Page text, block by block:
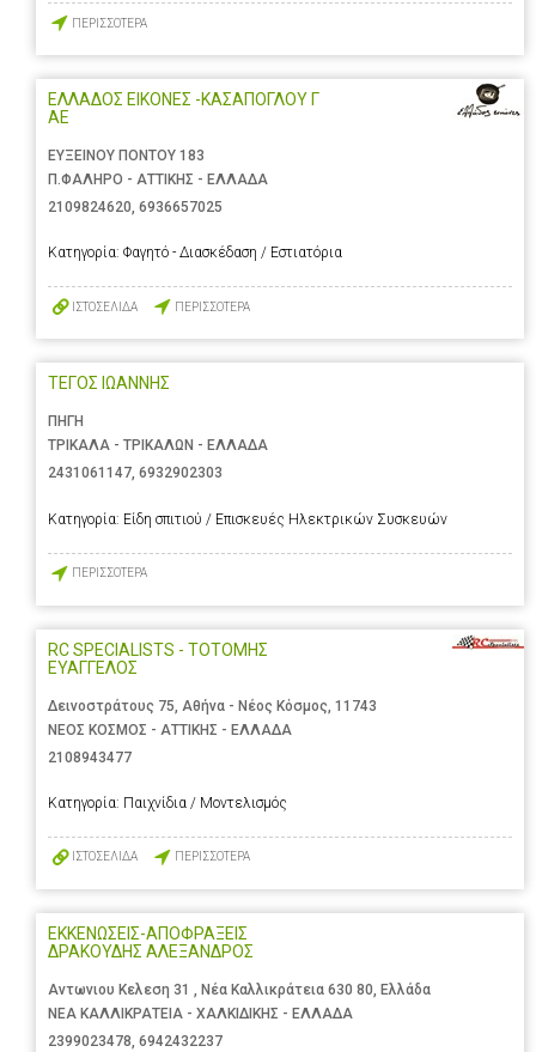
ΠΕΡΙΣΣΟΤΕΡΑ
ΕΛΛΑΔΟΣ ΕΙΚΟΝΕΣ -ΚΑΣΑΠΟΓΛΟΥ Γ
ΑΕ
ΕΥΞΕΙΝΟΥ ΠΟΝΤΟΥ 183
Π.ΦΑΛΗΡΟ - ΑΤΤΙΚΗΣ - ΕΛΛΑΔΑ
2109824620, 6936657025
Κατηγορία: Φαγητό - Διασκέδαση / Εστιατόρια
ΙΣΤΟΣΕΛΙΔΑ ΠΕΡΙΣΣΟΤΕΡΑ
ΤΕΓΟΣ ΙΩΑΝΝΗΣ
ΠΗΓΗ
ΤΡΙΚΑΛΑ - ΤΡΙΚΑΛΩΝ - ΕΛΛΑΔΑ
2431061147, 6932902303
Κατηγορία: Είδη σπιτιού / Επισκευές Ηλεκτρικών Συσκευών
ΠΕΡΙΣΣΟΤΕΡΑ
RC SPECIALISTS - ΤΟΤΟΜΗΣ
ΕΥΑΓΓΕΛΟΣ
Δεινοστράτους 75, Αθήνα - Νέος Κόσμος, 11743
ΝΕΟΣ ΚΟΣΜΟΣ - ΑΤΤΙΚΗΣ - ΕΛΛΑΔΑ
2108943477
Κατηγορία: Παιχνίδια / Μοντελισμός
ΙΣΤΟΣΕΛΙΔΑ ΠΕΡΙΣΣΟΤΕΡΑ
ΕΚΚΕΝΩΣΕΙΣ-ΑΠΟΦΡΑΞΕΙΣ
ΔΡΑΚΟΥΔΗΣ ΑΛΕΞΑΝΔΡΟΣ
Αντωνιου Κελεση 31 , Νέα Καλλικράτεια 630 80, Ελλάδα
ΝΕΑ ΚΑΛΛΙΚΡΑΤΕΙΑ - ΧΑΛΚΙΔΙΚΗΣ - ΕΛΛΑΔΑ
2399023478, 6942432237